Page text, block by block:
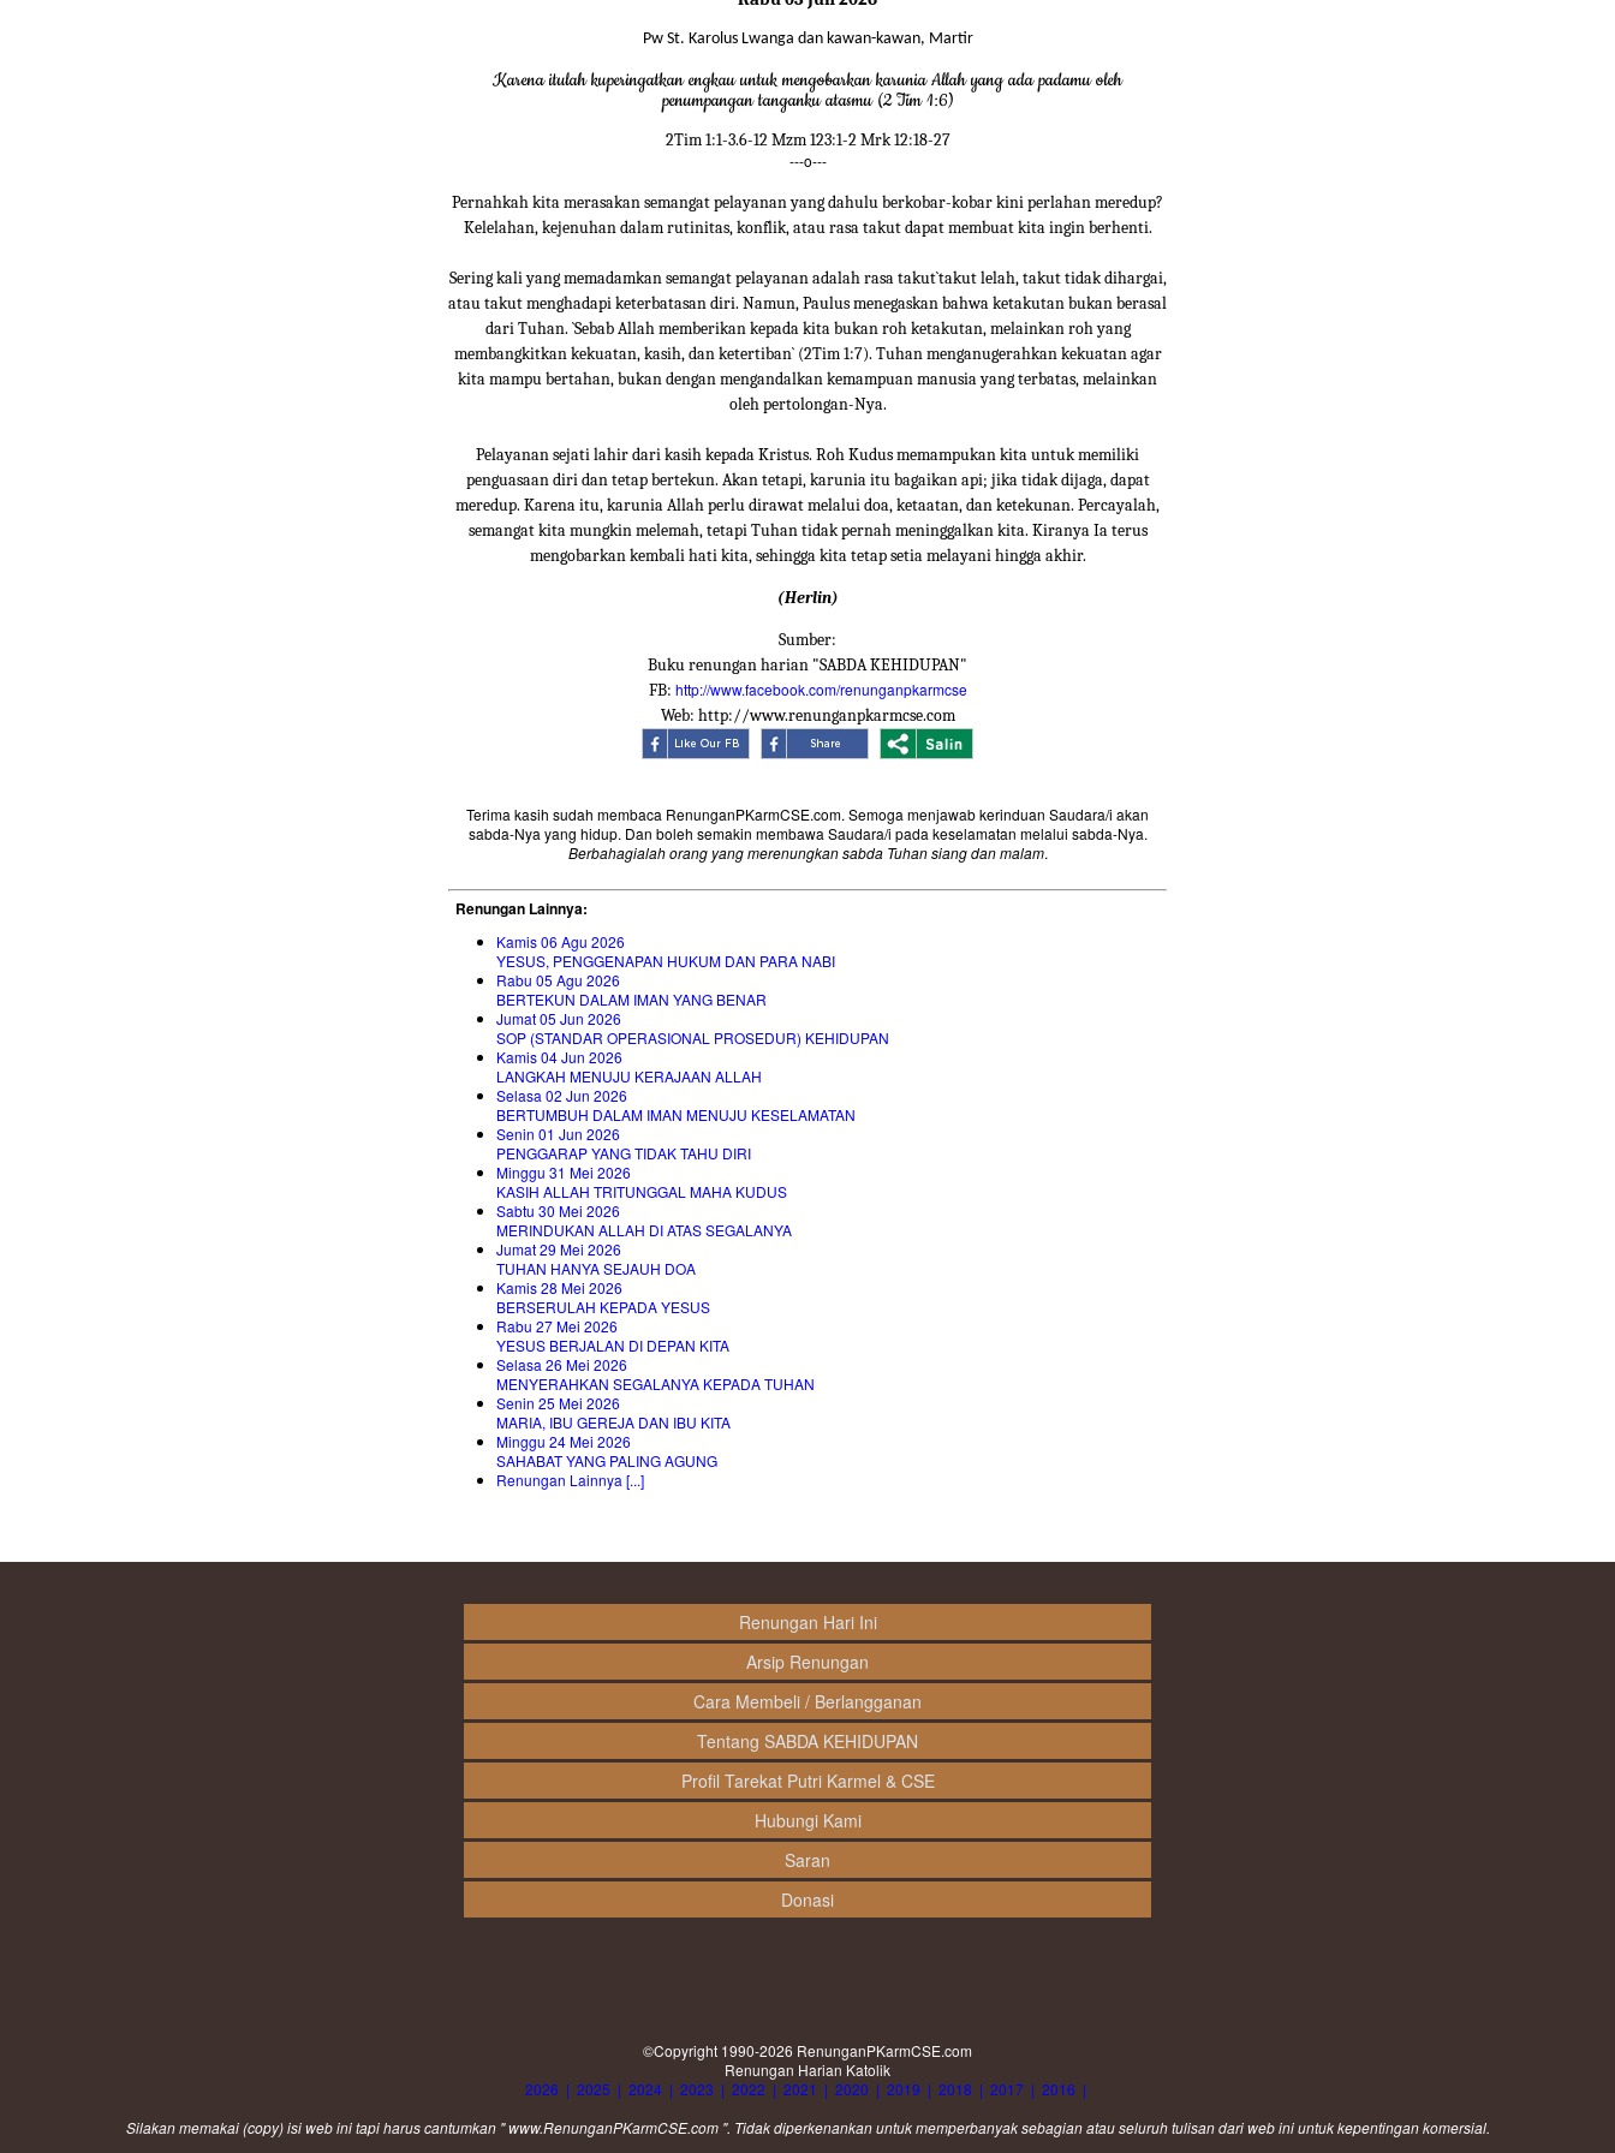
Pw St. Karolus Lwanga dan kawan-kawan, Martir
Karena itulah kuperingatkan engkau untuk mengobarkan karunia Allah yang ada padamu oleh
penumpangan tanganku atasmu (2 Tim 1:6)
2Tim 1:1-3.6-12 Mzm 123:1-2 Mrk 12:18-27
---o---
Pernahkah kita merasakan semangat pelayanan yang dahulu berkobar-kobar kini perlahan meredup?
Kelelahan, kejenuhan dalam rutinitas, konflik, atau rasa takut dapat membuat kita ingin berhenti.
Sering kali yang memadamkan semangat pelayanan adalah rasa takut`takut lelah, takut tidak dihargai,
atau takut menghadapi keterbatasan diri. Namun, Paulus menegaskan bahwa ketakutan bukan berasal
dari Tuhan. `Sebab Allah memberikan kepada kita bukan roh ketakutan, melainkan roh yang
membangkitkan kekuatan, kasih, dan ketertiban` (2Tim 1:7). Tuhan menganugerahkan kekuatan agar
kita mampu bertahan, bukan dengan mengandalkan kemampuan manusia yang terbatas, melainkan
oleh pertolongan-Nya.
Pelayanan sejati lahir dari kasih kepada Kristus. Roh Kudus memampukan kita untuk memiliki
penguasaan diri dan tetap bertekun. Akan tetapi, karunia itu bagaikan api; jika tidak dijaga, dapat
meredup. Karena itu, karunia Allah perlu dirawat melalui doa, ketaatan, dan ketekunan. Percayalah,
semangat kita mungkin melemah, tetapi Tuhan tidak pernah meninggalkan kita. Kiranya Ia terus
mengobarkan kembali hati kita, sehingga kita tetap setia melayani hingga akhir.
(Herlin)
Sumber:
Buku renungan harian "SABDA KEHIDUPAN"
FB: http://www.facebook.com/renunganpkarmcse
Web: http://www.renunganpkarmcse.com
Terima kasih sudah membaca RenunganPKarmCSE.com. Semoga menjawab kerinduan Saudara/i akan
sabda-Nya yang hidup. Dan boleh semakin membawa Saudara/i pada keselamatan melalui sabda-Nya.
Berbahagialah orang yang merenungkan sabda Tuhan siang dan malam.
Renungan Lainnya:
Kamis 06 Agu 2026
YESUS, PENGGENAPAN HUKUM DAN PARA NABI
Rabu 05 Agu 2026
BERTEKUN DALAM IMAN YANG BENAR
Jumat 05 Jun 2026
SOP (STANDAR OPERASIONAL PROSEDUR) KEHIDUPAN
Kamis 04 Jun 2026
LANGKAH MENUJU KERAJAAN ALLAH
Selasa 02 Jun 2026
BERTUMBUH DALAM IMAN MENUJU KESELAMATAN
Senin 01 Jun 2026
PENGGARAP YANG TIDAK TAHU DIRI
Minggu 31 Mei 2026
KASIH ALLAH TRITUNGGAL MAHA KUDUS
Sabtu 30 Mei 2026
MERINDUKAN ALLAH DI ATAS SEGALANYA
Jumat 29 Mei 2026
TUHAN HANYA SEJAUH DOA
Kamis 28 Mei 2026
BERSERULAH KEPADA YESUS
Rabu 27 Mei 2026
YESUS BERJALAN DI DEPAN KITA
Selasa 26 Mei 2026
MENYERAHKAN SEGALANYA KEPADA TUHAN
Senin 25 Mei 2026
MARIA, IBU GEREJA DAN IBU KITA
Minggu 24 Mei 2026
SAHABAT YANG PALING AGUNG
Renungan Lainnya [...]
Renungan Hari Ini
Arsip Renungan
Cara Membeli / Berlangganan
Tentang SABDA KEHIDUPAN
Profil Tarekat Putri Karmel & CSE
Hubungi Kami
Saran
Donasi
©Copyright 1990-2026 RenunganPKarmCSE.com
Renungan Harian Katolik
2026 | 2025 | 2024 | 2023 | 2022 | 2021 | 2020 | 2019 | 2018 | 2017 | 2016 |
Silakan memakai (copy) isi web ini tapi harus cantumkan " www.RenunganPKarmCSE.com ". Tidak diperkenankan untuk memperbanyak sebagian atau seluruh tulisan dari web ini untuk kepentingan komersial.